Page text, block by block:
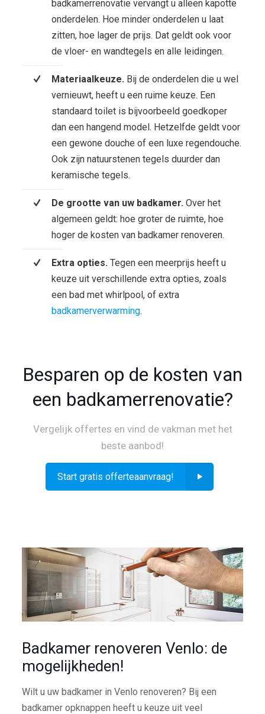
badkamerrenovatie vervangt u alleen kapotte
onderdelen. Hoe minder onderdelen u laat
zitten, hoe lager de prijs. Dat geldt ook voor
de vloer- en wandtegels en alle leidingen.
Materiaalkeuze. Bij de onderdelen die u wel
vernieuwt, heeft u een ruime keuze. Een
standaard toilet is bijvoorbeeld goedkoper
dan een hangend model. Hetzelfde geldt voor
een gewone douche of een luxe regendouche.
Ook zijn natuurstenen tegels duurder dan
keramische tegels.
De grootte van uw badkamer. Over het
algemeen geldt: hoe groter de ruimte, hoe
hoger de kosten van badkamer renoveren.
Extra opties. Tegen een meerprijs heeft u
keuze uit verschillende extra opties, zoals
een bad met whirlpool, of extra
badkamerverwarming.
Besparen op de kosten van
een badkamerrenovatie?
Vergelijk offertes en vind de vakman met het
beste aanbod!
Start gratis offerteaanvraag!
Badkamer renoveren Venlo: de
mogelijkheden!
Wilt u uw badkamer in Venlo renoveren? Bij een
badkamer opknappen heeft u keuze uit veel